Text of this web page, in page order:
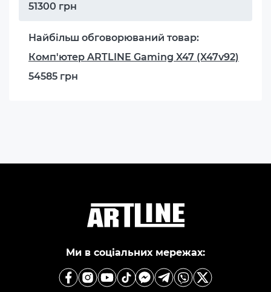
51300 грн
Найбільш обговорюваний товар:
Комп'ютер ARTLINE Gaming X47 (X47v92)
54585 грн
Ми в соціальних мережах: